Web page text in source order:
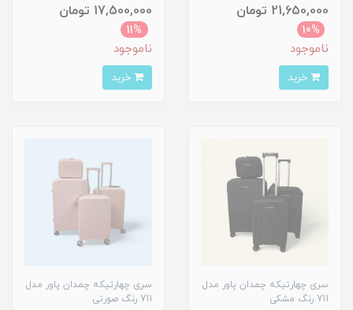
21,650,000 تومان
10%
ناموجود
17,500,000 تومان
11%
ناموجود
سری چهارتیکه چمدان پاور مدل
711 رنگ مشکی
سری چهارتیکه چمدان پاور مدل
711 رنگ صورتی